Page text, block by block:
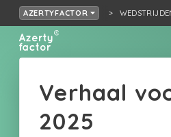
AZERTYFACTOR
Verhaal
2025